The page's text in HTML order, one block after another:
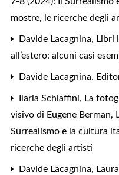
mostre, le ricerche degli
Davide Lacagnina, Libri
all’estero: alcuni casi
Davide Lacagnina,
Ilaria Schiaffini, La
visivo di Eugene Berman,
Surrealismo e la cultura
ricerche degli artisti
Davide Lacagnina,